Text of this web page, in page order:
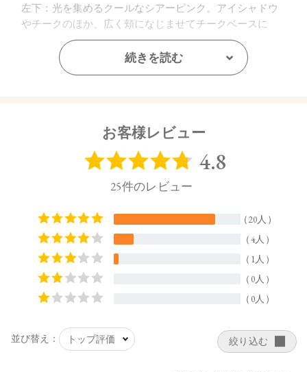
左下：光を集めるクールなシアーピンク。アイシャドウ
やチークのほか、広く頬になじませてチークベースに
右下：ブルーとピンクのパールが瞬くアイシーブルー。
肌への密着感にこだわったむにむに質感です。ハイライ
EX02 kasanari：可愛くて凛とした、多幸感あふれる表情へ
左上：ほのかな赤みを含んだニュートラルなココアベー
ジュ。眉やフェイスライン、鼻筋の陰影作りに。
右上：ピンクの微細なパールをたっぷりとブレンドした
ピーチカラー。肌への密着感にこだわったむにむに質感
です。ハイライトのほか、広範囲になじませてチークベ
ースに。
左下：ピュアな印象のクリアピンク。シアーなパールが
透明感を引き出します。右下のピンクとブレンドして、
その日の気分を演出して。
右下：ヘルシーな印象のクリアなコーラルピンク。シア
レンドして、その日の気分を演出して。
続きを読む
お客様レビュー